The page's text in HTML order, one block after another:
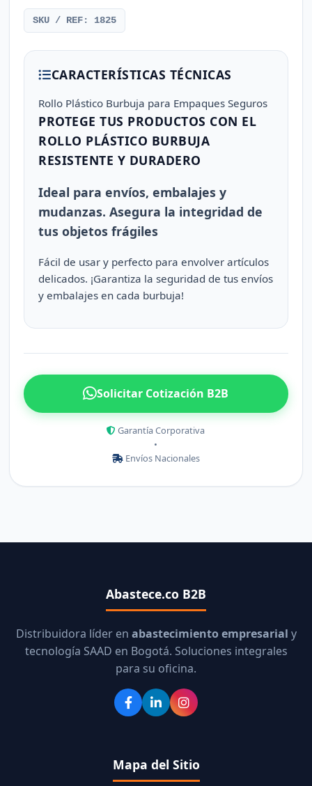
SKU / REF: 1825
CARACTERÍSTICAS TÉCNICAS
Rollo Plástico Burbuja para Empaques Seguros
PROTEGE TUS PRODUCTOS CON EL
ROLLO PLÁSTICO BURBUJA
RESISTENTE Y DURADERO
Ideal para envíos, embalajes y
mudanzas. Asegura la integridad de
tus objetos frágiles
Fácil de usar y perfecto para envolver artículos
delicados. ¡Garantiza la seguridad de tus envíos
y embalajes en cada burbuja!
Solicitar Cotización B2B
Garantía Corporativa
•
Envíos Nacionales
Abastece.co B2B
Distribuidora líder en abastecimiento empresarial y
tecnología SAAD en Bogotá. Soluciones integrales
para su oficina.
Mapa del Sitio